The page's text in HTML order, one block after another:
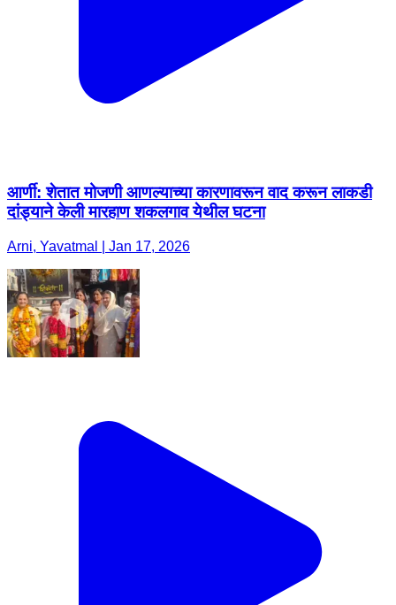
आर्णी: शेतात मोजणी आणल्याच्या कारणावरून वाद करून लाकडी
दांड्याने केली मारहाण शकलगाव येथील घटना
Arni, Yavatmal | Jan 17, 2026